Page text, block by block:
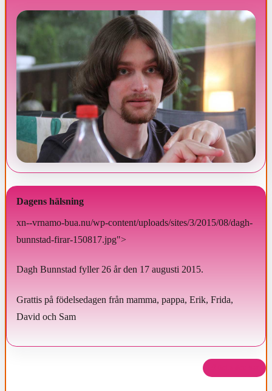
Dagens hälsning
xn--vrnamo-bua.nu/wp-content/uploads/sites/3/2015/08/dagh-
bunnstad-firar-150817.jpg">
Dagh Bunnstad fyller 26 år den 17 augusti 2015.
Grattis på födelsedagen från mamma, pappa, Erik, Frida,
David och Sam